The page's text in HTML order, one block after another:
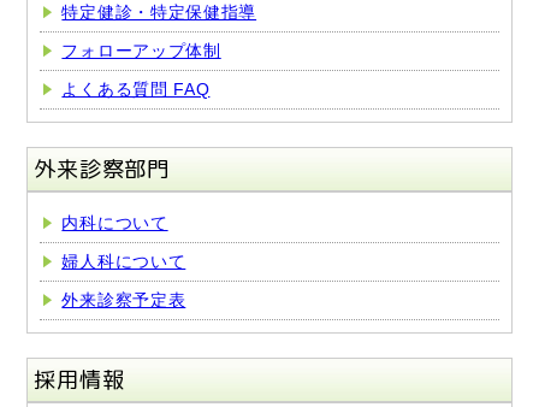
特定健診・特定保健指導
フォローアップ体制
よくある質問 FAQ
外来診察部門
内科について
婦人科について
外来診察予定表
採用情報